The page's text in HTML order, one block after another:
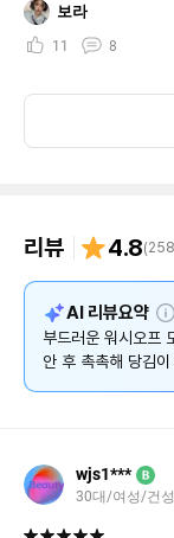
보라
11 8
리뷰 4.8(
AI 리뷰요약 설
명
부드러운 워시오프
안 후 촉촉해 당김
wjs1*** B
30대/여성/건